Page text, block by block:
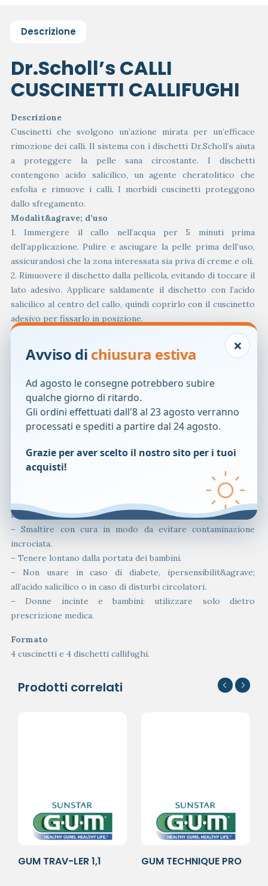
Descrizione
Dr.Scholl’s CALLI
CUSCINETTI CALLIFUGHI
Descrizione
Cuscinetti che svolgono un’azione mirata per un’efficace
rimozione dei calli. Il sistema con i dischetti Dr.Scholl’s aiuta
a proteggere la pelle sana circostante. I dischetti
contengono acido salicilico, un agente cheratolitico che
esfolia e rimuove i calli. I morbidi cuscinetti proteggono
dallo sfregamento.
Modalit&agrave; d’uso
1. Immergere il callo nell’acqua per 5 minuti prima
dell’applicazione. Pulire e asciugare la pelle prima dell’uso,
assicurandosi che la zona interessata sia priva di creme e oli.
2. Rimuovere il dischetto dalla pellicola, evitando di toccare il
lato adesivo. Applicare saldamente il dischetto con l’acido
salicilico al centro del callo, quindi coprirlo con il cuscinetto
adesivo per fissarlo in posizione.
3. Lasciarlo in posizione fino a quando inizia a staccarsi.
Dopo massimo 48 ore , rimuovere il cuscinetto.
4. Immergere la zona interessata in acqua calda per 5 minuti
Se necessario ripetere la procedura per un massimo di 14
giorni.
Avvertenze
cerotto con la pelle sana, che potrebbe provocare danni. Il
dischetto contiene il 40% di acido salicilico.
– Solo per utilizzo esterno, non deve essere ingerito e non
dovrebbe essere utilizzato a contatto con gli occhi
n&eacute; in prossimit&agrave; di ferite aperte.
– Smaltire con cura in modo da evitare contaminazione
incrociata.
– Tenere lontano dalla portata dei bambini.
– Non usare in caso di diabete, ipersensibilit&agrave;
all’acido salicilico o in caso di disturbi circolatori.
– Donne incinte e bambini: utilizzare solo dietro
prescrizione medica.
Formato
4 cuscinetti e 4 dischetti callifughi.
Prodotti correlati
GUM TRAV-LER 1,1
GUM TECHNIQUE PRO
×
Avviso di chiusura estiva
Ad agosto le consegne potrebbero subire
qualche giorno di ritardo.
Gli ordini effettuati dall'8 al 23 agosto verranno
processati e spediti a partire dal 24 agosto.
Grazie per aver scelto il nostro sito per i tuoi
acquisti!